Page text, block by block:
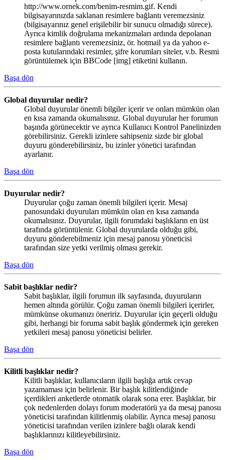
http://www.ornek.com/benim-resmim.gif. Kendi
bilgisayarınızda saklanan resimlere bağlantı veremezsiniz
(bilgisayarınız genel erişilebilir bir sunucu olmadığı sürece).
Ayrıca kimlik doğrulama mekanizmaları ardında depolanan
resimlere bağlantı veremezsiniz, ör. hotmail ya da yahoo e-
posta kutularındaki resimler, şifre korumları siteler, v.b. Resmi
görüntülemek için BBCode [img] etiketini kullanın.
Başa dön
Global duyurular nedir?
Global duyurular önemli bilgiler içerir ve onları mümkün olan
en kısa zamanda okumalısınız. Global duyurular her forumun
başında görünecektir ve ayrıca Kullanıcı Kontrol Panelinizden
görebilirsiniz. Gerekli izinlere sahipseniz sizde bir global
duyuru gönderebilirsiniz, bu izinler yönetici tarafından
ayarlanır.
Başa dön
Duyurular nedir?
Duyurular çoğu zaman önemli bilgileri içerir. Mesaj
panosundaki duyuruları mümkün olan en kısa zamanda
okumalısınız. Duyurular, ilgili forumdaki başlıkların en üst
tarafında görüntülenir. Global duyurularda olduğu gibi,
duyuru gönderebilmeniz için mesaj panosu yöneticisi
tarafından size yetki verilmiş olması gerekir.
Başa dön
Sabit başlıklar nedir?
Sabit başlıklar, ilgili forumun ilk sayfasında, duyuruların
hemen altında görülür. Çoğu zaman önemli bilgileri içerirler,
mümkünse okumanızı öneririz. Duyurular için geçerli olduğu
gibi, herhangi bir foruma sabit başlık göndermek için gereken
yetkileri mesaj panosu yöneticisi belirler.
Başa dön
Kilitli başlıklar nedir?
Kilitli başlıklar, kullanıcıların ilgili başlığa artık cevap
yazamaması için belirlenir. Bir başlık kilitlendiğinde
içerdikleri anketlerde otomatik olarak sona erer. Başlıklar, bir
çok nedenlerden dolayı forum moderatörü ya da mesaj panosu
yöneticisi tarafından kilitlenmiş olabilir. Ayrıca mesaj panosu
yöneticisi tarafından verilen izinlere bağlı olarak kendi
başlıklarınızı kilitleyebilirsiniz.
Başa dön